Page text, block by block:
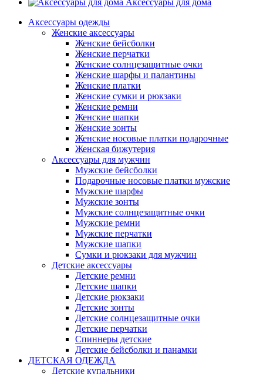
Аксессуары для дома
Аксессуары одежды
Женские аксессуары
Женские бейсболки
Женские перчатки
Женские солнцезащитные очки
Женские шарфы и палантины
Женские платки
Женские сумки и рюкзаки
Женские ремни
Женские шапки
Женские зонты
Женские носовые платки подарочные
Женская бижутерия
Аксессуары для мужчин
Мужские бейсболки
Подарочные носовые платки мужские
Мужские шарфы
Мужские зонты
Мужские солнцезащитные очки
Мужские ремни
Мужские перчатки
Мужские шапки
Сумки и рюкзаки для мужчин
Детские аксессуары
Детские ремни
Детские шапки
Детские рюкзаки
Детские зонты
Детские солнцезащитные очки
Детские перчатки
Спиннеры детские
Детские бейсболки и панамки
ДЕТСКАЯ ОДЕЖДА
Детские купальники